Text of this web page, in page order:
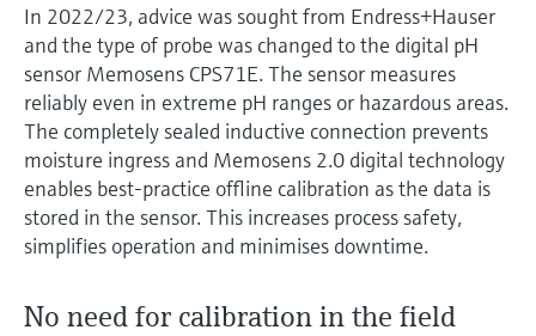
In 2022/23, advice was sought from Endress+Hauser
and the type of probe was changed to the digital pH
sensor Memosens CPS71E. The sensor measures
reliably even in extreme pH ranges or hazardous areas.
The completely sealed inductive connection prevents
moisture ingress and Memosens 2.0 digital technology
enables best-practice offline calibration as the data is
stored in the sensor. This increases process safety,
simplifies operation and minimises downtime.
No need for calibration in the field